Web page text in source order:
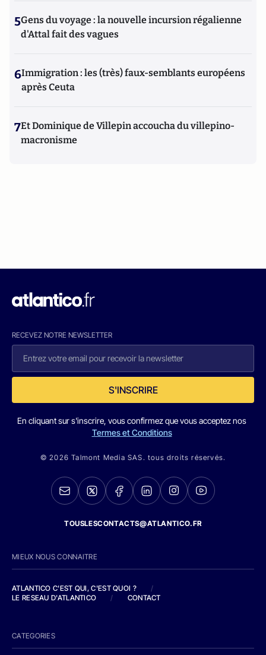
5Gens du voyage : la nouvelle incursion régalienne
d'Attal fait des vagues
6Immigration : les (très) faux-semblants européens
après Ceuta
7Et Dominique de Villepin accoucha du villepino-
macronisme
RECEVEZ NOTRE NEWSLETTER
S'INSCRIRE
En cliquant sur s'inscrire, vous confirmez que vous acceptez nos
Termes et Conditions
© 2026 Talmont Media SAS. tous droits réservés.
TOUSLESCONTACTS@ATLANTICO.FR
MIEUX NOUS CONNAITRE
ATLANTICO C'EST QUI, C'EST QUOI ?
/
LE RESEAU D'ATLANTICO
/ CONTACT
CATEGORIES